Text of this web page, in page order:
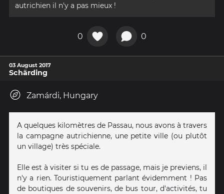
autrichien il n'y a pas mieux !
0 0
03 August 2017
Schärding
Zamárdi, Hungary
A quelques kilomètres de Passau, nous avons à travers
la campagne autrichienne, une petite ville (ou plutôt
un village) très spéciale.
Elle est à visiter si tu es de passage, mais je previens, il
n'y a rien. Touristiquement parlant évidemment ! Pas
de boutiques de souvenirs, de bus tour, d'activités, tu